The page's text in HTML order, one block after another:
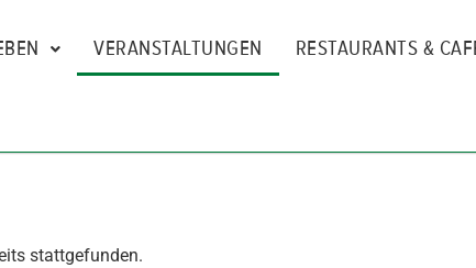
VERANSTALTUNGEN RESTAURANTS &
stattgefunden.